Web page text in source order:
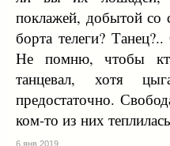
поклажей, добытой со
борта телеги?
Не помню, чтобы
танцевал, хотя
предостаточно.
ком-то из них
6 янв 2019